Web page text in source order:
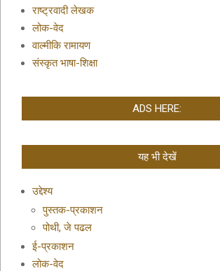
राष्ट्रवादी लेखक
लोक-वेद
वाल्मीकि रामायण
संस्कृत भाषा-शिक्षा
ADS HERE:
यह भी देखें
उद्देश्य
पुस्तक-प्रकाशन
पोथी, जे पढल
ई-प्रकाशन
लोक-वेद